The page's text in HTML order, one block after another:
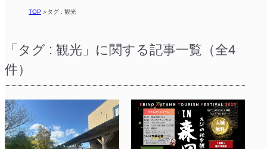
TOP タグ : 観光
「タグ : 観光」に関する記事一覧（全4
件）